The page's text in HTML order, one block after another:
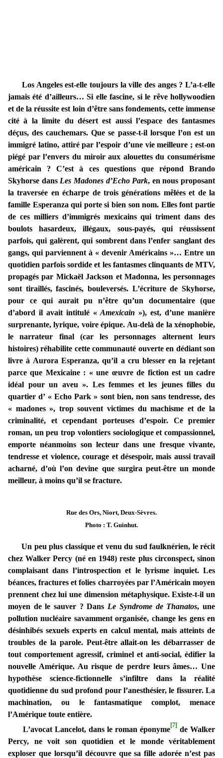
Los Angeles est-elle toujours la ville des anges ? L’a-t-elle
jamais été d’ailleurs… Si elle fascine, si le rêve hollywoodien
et de la réussite est loin d’être sans fondements, cette immense
cité à la limite du désert est aussi l’espace des fantasmes
déçus, des cauchemars. Que se passe-t-il lorsque l’on est un
immigré latino, attiré par l’espoir d’une vie meilleure ; est-on
piégé par l’envers du miroir aux alouettes du consumérisme
américain ? C’est à ces questions que répond Brando
Skyhorse dans Les Madones d’Echo Park, en nous proposant
la traversée en écharpe de trois générations mêlées et de la
famille Esperanza qui porte si bien son nom. Elles font partie
de ces milliers d’immigrés mexicains qui triment dans des
boulots hasardeux, illégaux, sous-payés, qui réussissent
parfois, qui galèrent, qui sombrent dans l’enfer sanglant des
gangs, qui parviennent à « devenir Américains »… Entre un
quotidien parfois sordide et les fantasmes clinquants de MTV,
propagés par Mickaël Jackson et Madonna, les personnages
sont tiraillés, fascinés, bouleversés. L’écriture de Skyhorse,
pour ce qui aurait pu n’être qu’un documentaire (que
d’abord il avait intitulé «Amexicain »), est, d’une manière
surprenante, lyrique, voire épique. Au-delà de la xénophobie,
le narrateur final (car les personnages alternent leurs
histoires) réhabilite cette communauté ouverte en dédiant son
livre à Aurora Esperanza, qu’il a cru blesser en la rejetant
parce que Mexicaine : « une œuvre de fiction est un cadre
idéal pour un aveu ». Les femmes et les jeunes filles du
quartier d’ « Echo Park » sont bien, non sans tendresse, des
« madones », trop souvent victimes du machisme et de la
criminalité, et cependant porteuses d’espoir. Ce premier
roman, un peu trop volontiers sociologique et compassionnel,
emporte néanmoins son lecteur dans une fresque vivante,
tendresse et violence, courage et désespoir, mais aussi travail
acharné, d’où l’on devine que surgira peut-être un monde
meilleur, à moins qu’il se fracture.
Rue des Ors, Niort, Deux-Sèvres.
Photo : T. Guinhut.
Un peu plus classique et venu du sud faulknérien, le récit
chez Walker Percy (né en 1948) reste plus circonspect, sinon
complaisant dans l’introspection et le lyrisme inquiet. Les
béances, fractures et folies charroyées par l’Américain moyen
prennent chez lui une dimension métaphysique. Existe-t-il un
moyen de le sauver ? Dans Le Syndrome de Thanatos, une
pollution nucléaire savamment organisée, change les gens en
désinhibés sexuels experts en calcul mental, mais atteints de
troubles de la parole. Peut-être allait-on les débarrasser de
tout comportement agressif, criminel et anti-social, édifier la
nouvelle Amérique. Au risque de perdre leurs âmes… Une
hypothèse science-fictionnelle s’infiltre dans la réalité
quotidienne du sud profond pour l’anesthésier, le fissurer. La
machination, ou le fantasmatique complot, menace
l’Amérique toute entière.
L’avocat Lancelot, dans le roman éponyme[7] de Walker
Percy, ne voit son quotidien et le monde véritablement
exploser que lorsqu’il découvre que sa fille adorée n’est pas